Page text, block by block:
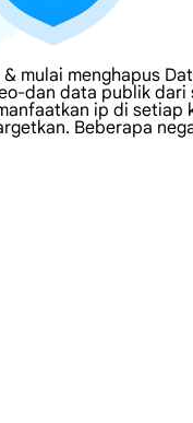
mulai menghapus
dan data publik dari
ip di
Beberapa